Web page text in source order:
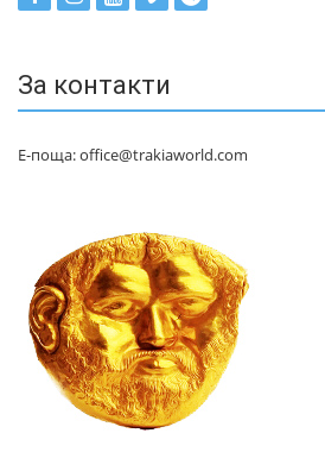
За контакти
Е-поща: office@trakiaworld.com